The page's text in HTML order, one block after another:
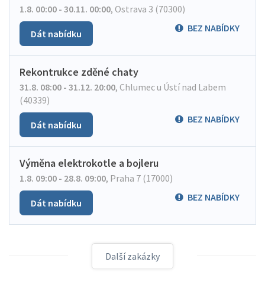
1.8. 00:00 - 30.11. 00:00, Ostrava 3 (70300)
BEZ NABÍDKY
Dát nabídku
Rekontrukce zděné chaty
31.8. 08:00 - 31.12. 20:00, Chlumec u Ústí nad Labem
(40339)
BEZ NABÍDKY
Dát nabídku
Výměna elektrokotle a bojleru
1.8. 09:00 - 28.8. 09:00, Praha 7 (17000)
BEZ NABÍDKY
Dát nabídku
Další zakázky